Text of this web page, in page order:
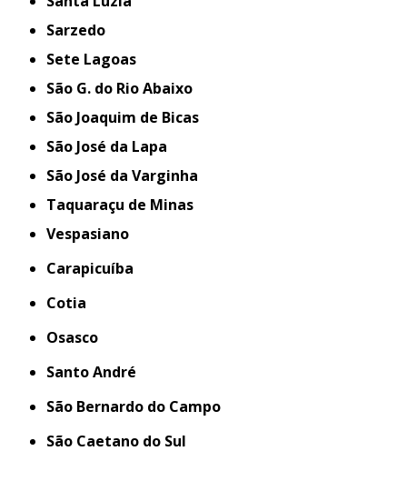
Sarzedo
Sete Lagoas
São G. do Rio Abaixo
São Joaquim de Bicas
São José da Lapa
São José da Varginha
Taquaraçu de Minas
Vespasiano
Carapicuíba
Cotia
Osasco
Santo André
São Bernardo do Campo
São Caetano do Sul